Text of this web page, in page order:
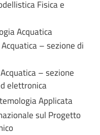
Fisica e
Acquatica
Acquatica – sezione di
– sezione
elettronica
Applicata
sul Progetto